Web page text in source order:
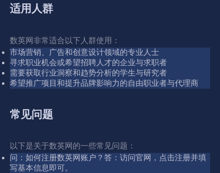
适用人群
数英网非常适合以下人群使用：
市场营销、广告和创意设计领域的专业人士
寻求职业机会或希望招聘人才的企业与求职者
需要获取行业洞察和趋势分析的学生与研究者
希望推广项目和提升品牌影响力的自由职业者与代理商
常见问题
以下是关于数英网的一些常见问题：
问：如何注册数英网账户？答：访问官网，点击注册并填
写基本信息即可。